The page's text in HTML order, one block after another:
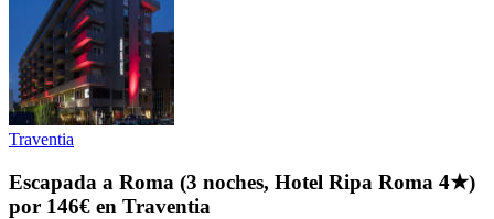
Traventia
Escapada a Roma (3 noches, Hotel Ripa Roma 4★)
por 146€ en Traventia